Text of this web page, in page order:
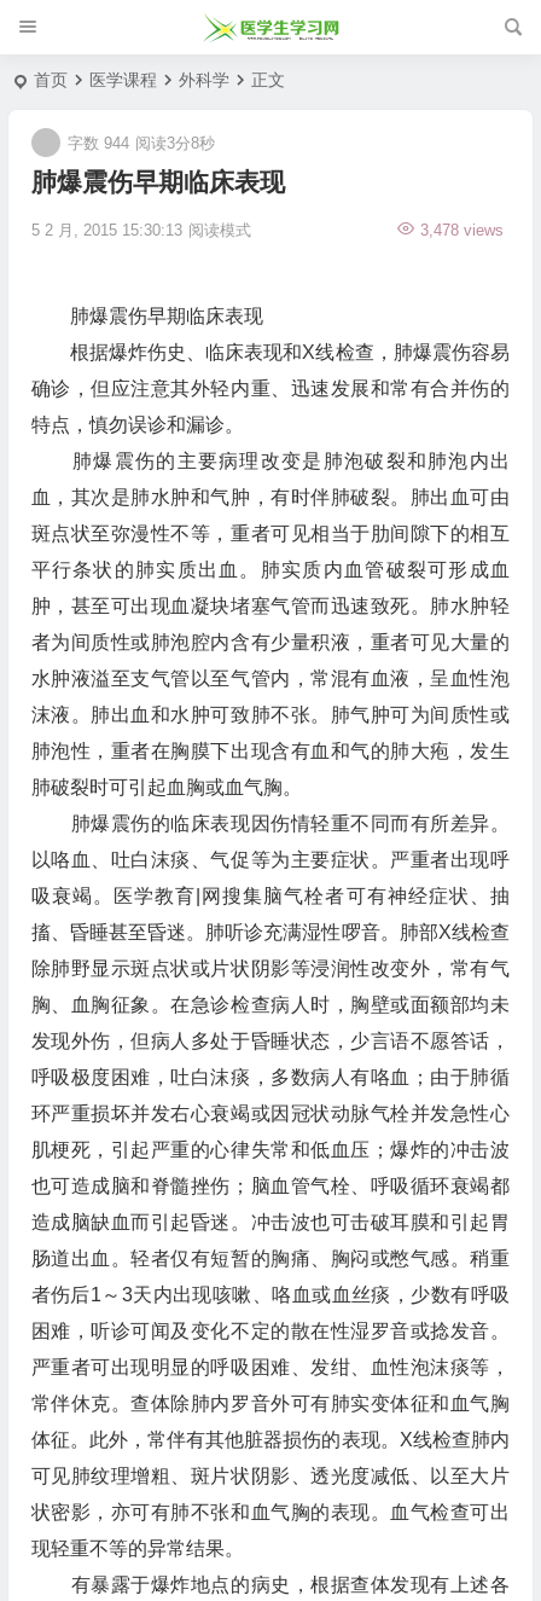
首页 医学课程 外科学 正文
肺爆震伤早期临床表现
5 2 月, 2015 15:30:13 3,478 views
字数 944 阅读3分8秒
阅读模式
肺爆震伤早期临床表现
根据爆炸伤史、临床表现和X线检查，肺爆震伤容易
确诊，但应注意其外轻内重、迅速发展和常有合并伤的
特点，慎勿误诊和漏诊。
肺爆震伤的主要病理改变是肺泡破裂和肺泡内出
血，其次是肺水肿和气肿，有时伴肺破裂。肺出血可由
斑点状至弥漫性不等，重者可见相当于肋间隙下的相互
平行条状的肺实质出血。肺实质内血管破裂可形成血
肿，甚至可出现血凝块堵塞气管而迅速致死。肺水肿轻
者为间质性或肺泡腔内含有少量积液，重者可见大量的
水肿液溢至支气管以至气管内，常混有血液，呈血性泡
沫液。肺出血和水肿可致肺不张。肺气肿可为间质性或
肺泡性，重者在胸膜下出现含有血和气的肺大疱，发生
肺破裂时可引起血胸或血气胸。
肺爆震伤的临床表现因伤情轻重不同而有所差异。
以咯血、吐白沫痰、气促等为主要症状。严重者出现呼
吸衰竭。医学教育|网搜集脑气栓者可有神经症状、抽
搐、昏睡甚至昏迷。肺听诊充满湿性啰音。肺部X线检查
除肺野显示斑点状或片状阴影等浸润性改变外，常有气
胸、血胸征象。在急诊检查病人时，胸壁或面额部均未
发现外伤，但病人多处于昏睡状态，少言语不愿答话，
呼吸极度困难，吐白沫痰，多数病人有咯血；由于肺循
环严重损坏并发右心衰竭或因冠状动脉气栓并发急性心
肌梗死，引起严重的心律失常和低血压；爆炸的冲击波
也可造成脑和脊髓挫伤；脑血管气栓、呼吸循环衰竭都
造成脑缺血而引起昏迷。冲击波也可击破耳膜和引起胃
肠道出血。轻者仅有短暂的胸痛、胸闷或憋气感。稍重
者伤后1～3天内出现咳嗽、咯血或血丝痰，少数有呼吸
困难，听诊可闻及变化不定的散在性湿罗音或捻发音。
严重者可出现明显的呼吸困难、发绀、血性泡沫痰等，
常伴休克。查体除肺内罗音外可有肺实变体征和血气胸
体征。此外，常伴有其他脏器损伤的表现。X线检查肺内
可见肺纹理增粗、斑片状阴影、透光度减低、以至大片
状密影，亦可有肺不张和血气胸的表现。血气检查可出
现轻重不等的异常结果。
有暴露于爆炸地点的病史，根据查体发现有上述各